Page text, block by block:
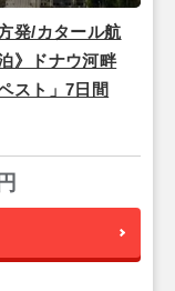
発/カタール航
》ドナウ河畔
スト」7日間